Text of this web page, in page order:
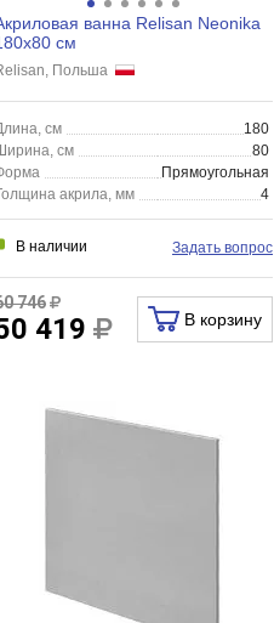
ванна Relisan Neonika
см
Польша
см
180
см
80
Прямоугольная
акрила, мм
4
В наличии Задать вопрос
746
419 В корзину